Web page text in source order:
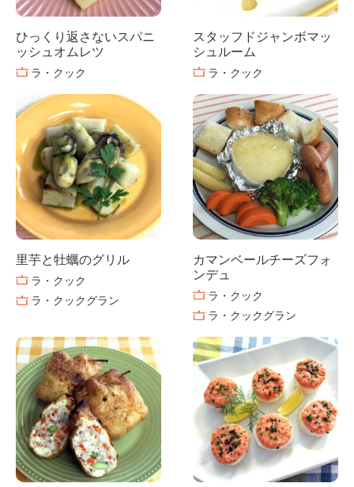
ひっくり返さないスパニ
ッシュオムレツ
ラ・クック
スタッフドジャンボマッ
シュルーム
ラ・クック
里芋と牡蠣のグリル
ラ・クック
ラ・クックグラン
カマンベールチーズフォ
ンデュ
ラ・クック
ラ・クックグラン